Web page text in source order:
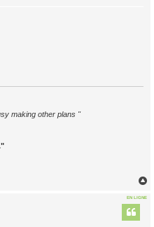
making other plans "
EN LIGNE